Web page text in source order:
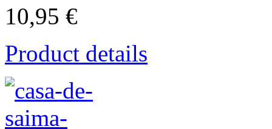
10,95 €
Product details